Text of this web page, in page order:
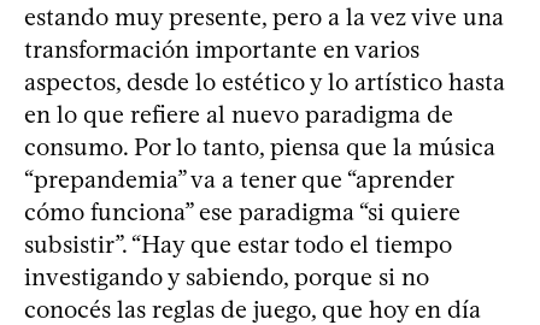
estando muy presente, pero a la vez vive una
transformación importante en varios
aspectos, desde lo estético y lo artístico hasta
en lo que refiere al nuevo paradigma de
consumo. Por lo tanto, piensa que la música
“prepandemia” va a tener que “aprender
cómo funciona” ese paradigma “si quiere
subsistir”. “Hay que estar todo el tiempo
investigando y sabiendo, porque si no
conocés las reglas de juego, que hoy en día